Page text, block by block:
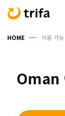
HOME 이용 가
Oman